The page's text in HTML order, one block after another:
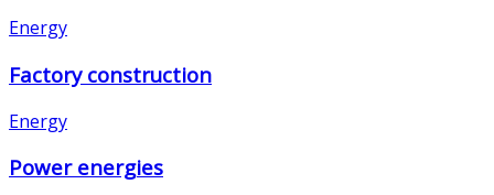
Energy
Factory construction
Energy
Power energies